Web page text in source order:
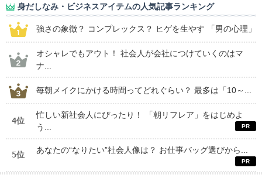
身だしなみ・ビジネスアイテムの人気記事ランキング
強さの象徴？ コンプレックス？ ヒゲを生やす 「男の心理」
オシャレでもアウト！ 社会人が会社につけていくのはマ
ナ...
毎朝メイクにかける時間ってどれぐらい？ 最多は「10～...
4位
忙しい新社会人にぴったり！ 「朝リフレア」をはじめよ
う...
5位 あなたの“なりたい”社会人像は？ お仕事バッグ選びから...